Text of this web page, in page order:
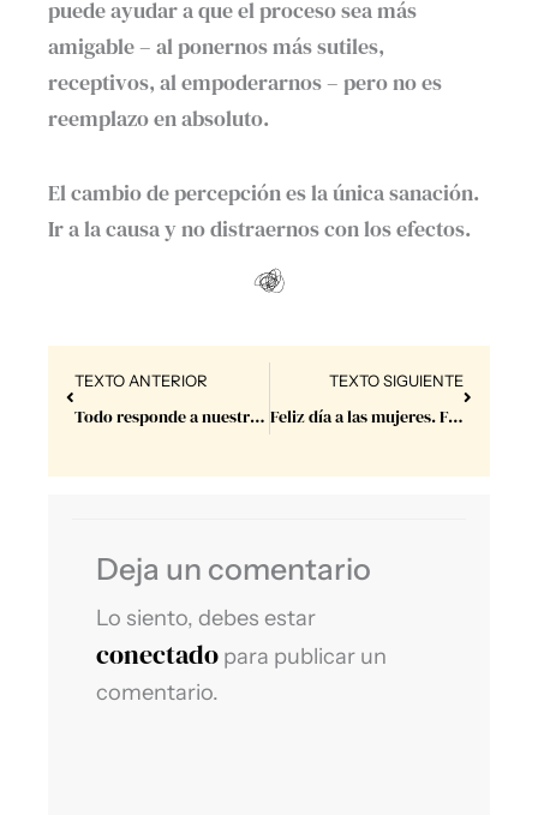
puede ayudar a que el proceso sea más
amigable – al ponernos más sutiles,
receptivos, al empoderarnos – pero no es
reemplazo en absoluto.
El cambio de percepción es la única sanación.
Ir a la causa y no distraernos con los efectos.
Prev
TEXTO ANTERIOR
Todo responde a nuestros deseos.
TEXTO SIGUIENTE
Feliz día a las mujeres. Feliz dia a los hombres. Feliz dia a todos.
Next
Deja un comentario
Lo siento, debes estar
conectado para publicar un
comentario.